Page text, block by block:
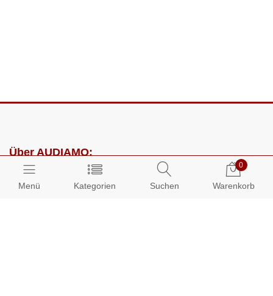
Menü Kategorien Suchen
0
Warenkorb
Über AUDIAMO:
Impressum